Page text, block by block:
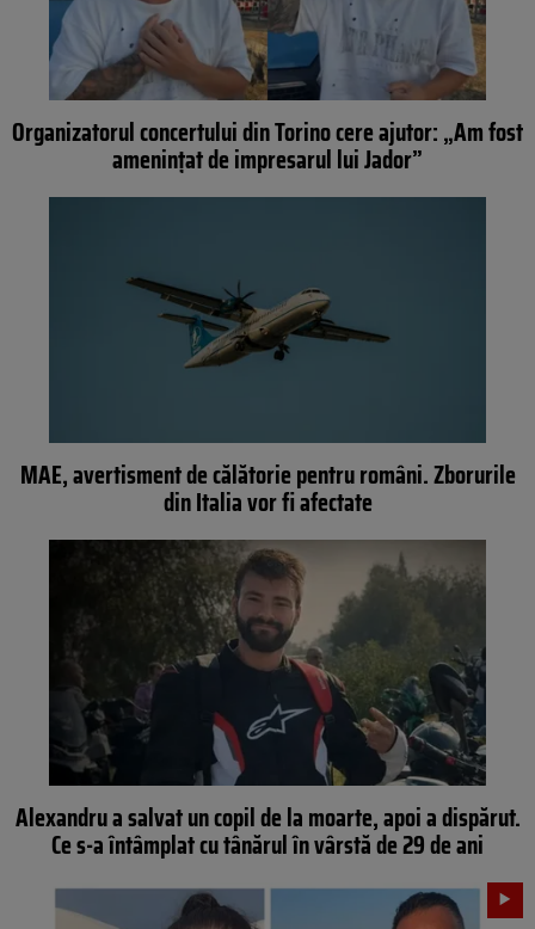
Organizatorul concertului din Torino cere ajutor: „Am fost
amenințat de impresarul lui Jador”
MAE, avertisment de călătorie pentru români. Zborurile
din Italia vor fi afectate
Alexandru a salvat un copil de la moarte, apoi a dispărut.
Ce s-a întâmplat cu tânărul în vârstă de 29 de ani